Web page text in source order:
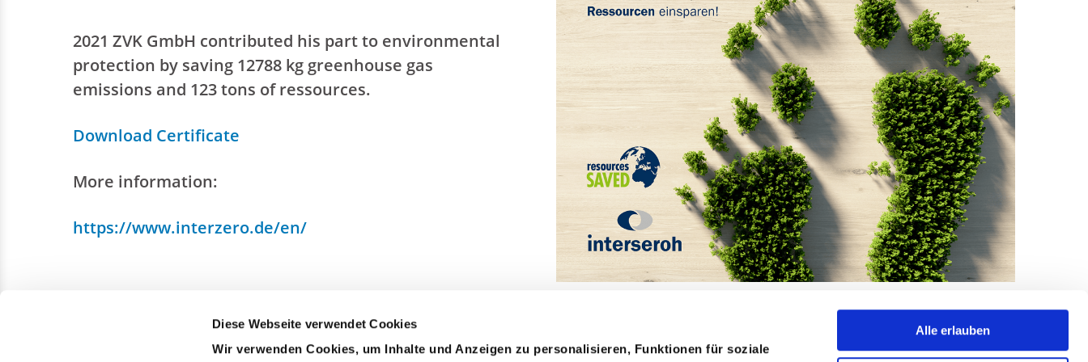
Diese Webseite verwendet Cookies
Wir verwenden Cookies, um Inhalte und Anzeigen zu personalisieren, Funktionen für soziale
Alle erlauben
2021 ZVK GmbH contributed his part to environmental
protection by saving 12788 kg greenhouse gas
emissions and 123 tons of ressources.
Download Certificate
More information:
https://www.interzero.de/en/